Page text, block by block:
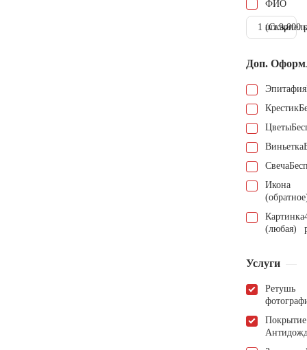
ФИО
1 шт.9.000
Доп.
Эпитафия
Крестик
Цветы
Виньетка
Свеча
Икона
Картинка
(любая)
Услуги
Ретушь
Покрытие